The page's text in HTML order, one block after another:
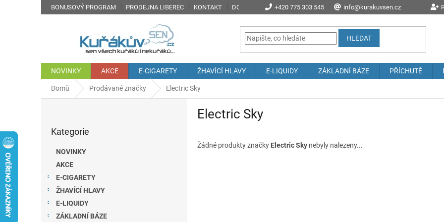
+420 775 303 545 info@kurakuvsen.cz
BONUSOVÝ PROGRAM PRODEJNA LIBEREC KONTAKT DOPRAVA A POŠTOVNÉ PROČ NAKOUPIT U NÁS? JAK NAKUPOVAT
HLEDAT
NOVINKY AKCE E-CIGARETY ŽHAVÍCÍ HLAVY E-LIQUIDY ZÁKLADNÍ BÁZE PŘÍCHUTĚ
Domů Prodávané značky Electric Sky
kategorie
Kategorie
NOVINKY
AKCE
E-CIGARETY
ŽHAVÍCÍ HLAVY
E-LIQUIDY
ZÁKLADNÍ BÁZE
Electric Sky
Žádné produkty značky Electric Sky nebyly nalezeny...